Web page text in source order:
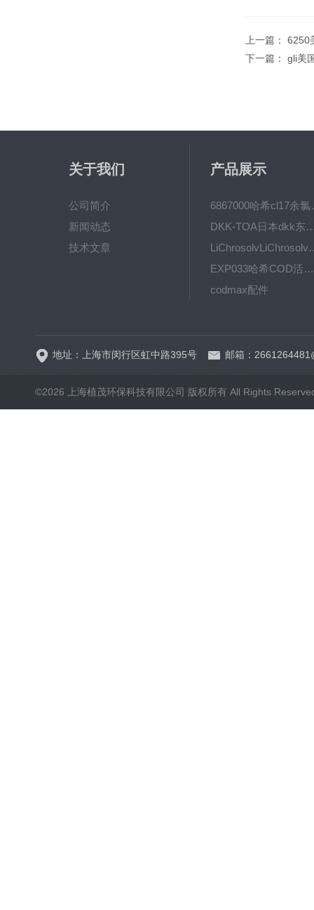
上一篇： 6250
下一篇： gli美
关于我们
公司简介
新闻动态
技术文章
产品展示
6867000
DKK-TOA日本dkk东亚电
EXP033哈希COD活塞泵价格 EXP033
codmax配件
地址：上海市闵行区虹中路395号 邮箱：
©2026 上海植茂环保科技有限公司 版权所有 All Rights